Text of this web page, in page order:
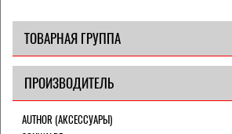
ТОВАРНАЯ ГРУППА
ПРОИЗВОДИТЕЛЬ
AUTHOR (АКСЕССУАРЫ)